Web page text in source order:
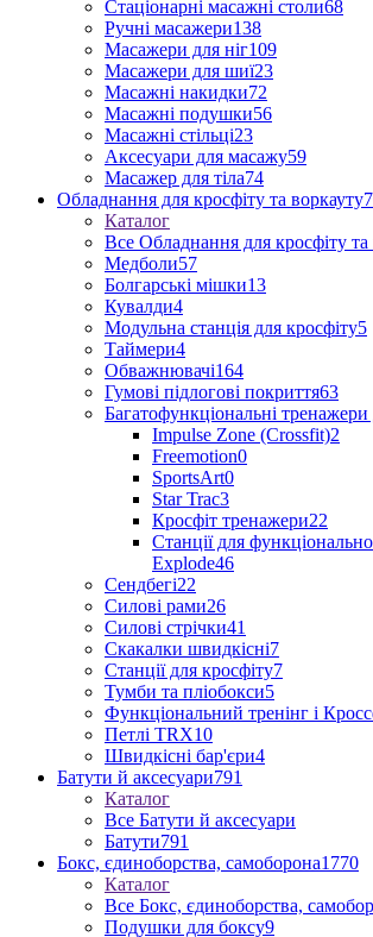
Стаціонарні масажні столи68
Ручні масажери138
Масажери для ніг109
Масажери для шиї23
Масажні накидки72
Масажні подушки56
Масажні стільці23
Аксесуари для масажу59
Масажер для тіла74
Обладнання для кросфіту та воркауту
Каталог
Все Обладнання для кросфіту та
Медболи57
Болгарські мішки13
Кувалди4
Модульна станція для кросфіту5
Таймери4
Обважнювачі164
Гумові підлогові покриття63
Багатофункціональні тренажери
Impulse Zone (Crossfit)2
Freemotion0
SportsArt0
Star Trac3
Кросфіт тренажери22
Станції для
Explode46
Сендбегі22
Силові рами26
Силові стрічки41
Скакалки швидкісні7
Станції для кросфіту7
Тумби та пліобокси5
Функціональний тренінг і
Петлі TRX10
Швидкісні бар'єри4
Батути й аксесуари791
Каталог
Все Батути й аксесуари
Батути791
Бокс, єдиноборства, самоборона1770
Каталог
Все Бокс, єдиноборства,
Подушки для боксу9